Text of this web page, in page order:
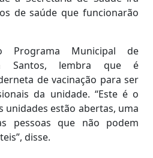
de saúde que funcionarão
Programa Municipal de
Santos, lembra que é
de vacinação para ser
da unidade. “Este é o
unidades estão abertas, uma
pessoas que não podem
disse.